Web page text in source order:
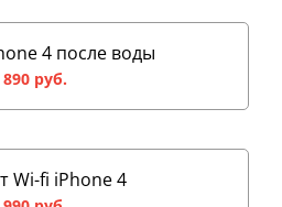
4 после воды
890 руб.
Wi-fi iPhone 4